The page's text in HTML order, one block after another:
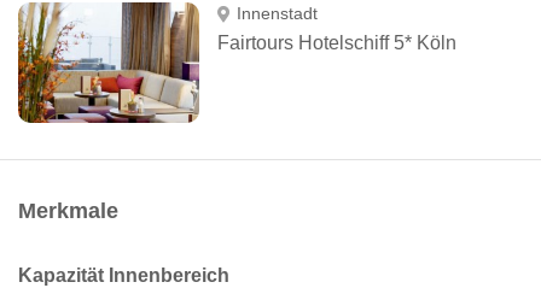
Innenstadt
Fairtours Hotelschiff 5* Köln
Merkmale
Kapazität Innenbereich